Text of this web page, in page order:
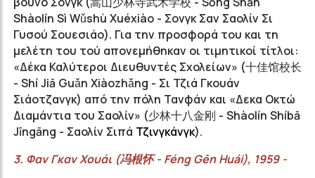
Shàolín Sì Wǔshù Xuéxiào - Σονγκ Σαν Σαολίν Σι
Γυσού Σουεσιάο). Για την προσφορά του και τη
μελέτη του τού απονεμήθηκαν οι τιμητικοί τίτλοι:
«Δέκα Καλύτεροι Διευθυντές Σχολείων» (十佳馆校长
- Shí Jiā Guǎn Xiàozhǎng - Σι Τζιά Γκουάν
Σιάοτζανγκ) από την πόλη Τανφάν και «Δεκα Οκτώ
Διαμάντια του Σαολίν» (少林十八金刚 - Shàolín Shíbā
Jīngāng - Σαολίν Σιπά Τζινγκάνγκ).
3. ΦανΓκανΧουάι (冯根怀- Féng Gēn Huái), 1959 -